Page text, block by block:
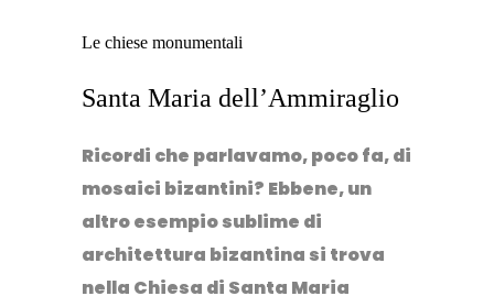
Le chiese monumentali
Santa Maria dell’Ammiraglio
Ricordi che parlavamo, poco fa, di
mosaici bizantini? Ebbene, un
altro esempio sublime di
architettura bizantina si trova
nella Chiesa di Santa Maria